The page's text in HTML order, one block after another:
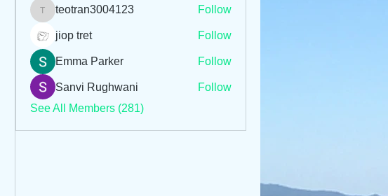
teotran3004123
teotran3004123 Follow
jiop tret Follow
Emma Parker Follow
Sanvi Rughwani
Follow
See All Members (281)